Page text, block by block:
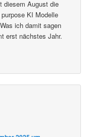
diesem August die
KI Modelle
ich damit sagen
erst nächstes Jahr.